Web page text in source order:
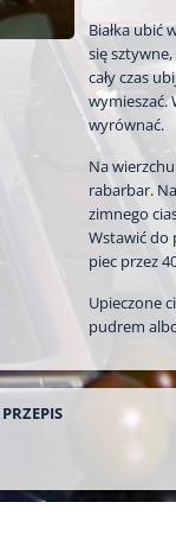
Białka ubić
się
cały czas
wymieszać.
wyrównać.
Na
rabarbar.
zimnego
Wstawić do
piec przez
Upieczone
pudrem
PRZEPIS